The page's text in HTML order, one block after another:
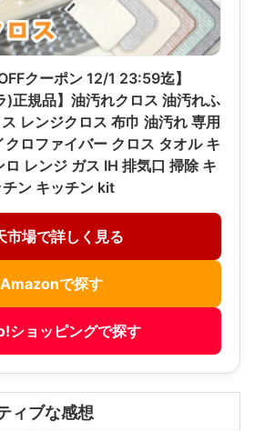
クーポン 12/1 23:59迄】
)正規品】油汚れクロス 油汚れふ
レンジクロス 布巾 油汚れ 専用
ロファイバー クロス タオル キ
レンジ ガス IH 排気口 掃除 キ
チン キッチン kit
市場で詳しく見る
Amazonで探す
ショッピングで探す
ィブな感想